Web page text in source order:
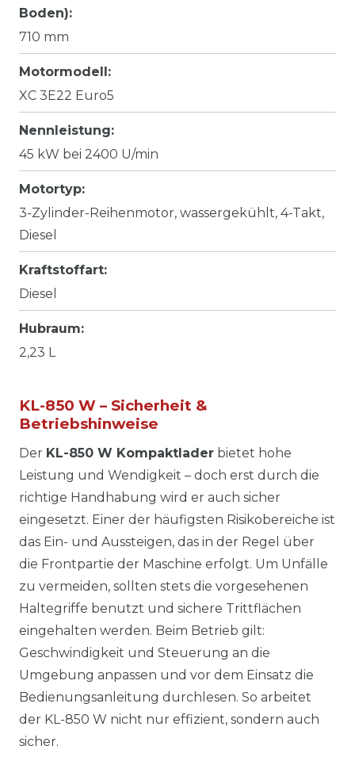
Boden):
710 mm
Motormodell:
XC 3E22 Euro5
Nennleistung:
45 kW bei 2400 U/min
Motortyp:
3-Zylinder-Reihenmotor, wassergekühlt, 4-Takt,
Diesel
Kraftstoffart:
Diesel
Hubraum:
2,23 L
KL-850 W – Sicherheit &
Betriebshinweise
Der KL-850 W Kompaktlader bietet hohe
Leistung und Wendigkeit – doch erst durch die
richtige Handhabung wird er auch sicher
eingesetzt. Einer der häufigsten Risikobereiche ist
das Ein- und Aussteigen, das in der Regel über
die Frontpartie der Maschine erfolgt. Um Unfälle
zu vermeiden, sollten stets die vorgesehenen
Haltegriffe benutzt und sichere Trittflächen
eingehalten werden. Beim Betrieb gilt:
Geschwindigkeit und Steuerung an die
Umgebung anpassen und vor dem Einsatz die
Bedienungsanleitung durchlesen. So arbeitet
der KL-850 W nicht nur effizient, sondern auch
sicher.